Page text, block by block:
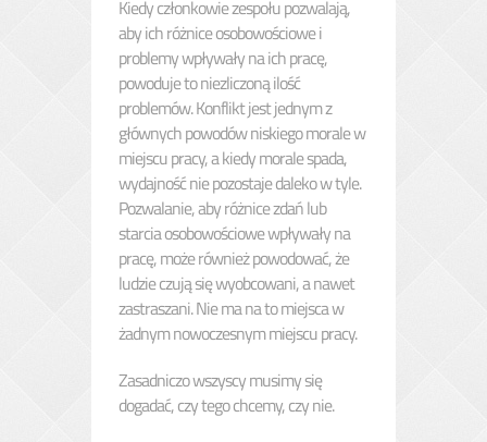
Kiedy członkowie zespołu pozwalają,
aby ich różnice osobowościowe i
problemy wpływały na ich pracę,
powoduje to niezliczoną ilość
problemów. Konflikt jest jednym z
głównych powodów niskiego morale w
miejscu pracy, a kiedy morale spada,
wydajność nie pozostaje daleko w tyle.
Pozwalanie, aby różnice zdań lub
starcia osobowościowe wpływały na
pracę, może również powodować, że
ludzie czują się wyobcowani, a nawet
zastraszani. Nie ma na to miejsca w
żadnym nowoczesnym miejscu pracy.
Zasadniczo wszyscy musimy się
dogadać, czy tego chcemy, czy nie.